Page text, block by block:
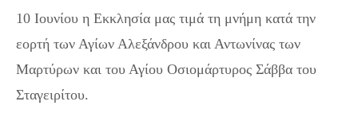
10 Ιουνίου η Εκκλησία μας τιμά τη μνήμη κατά την
εορτή των Αγίων Αλεξάνδρου και Αντωνίνας των
Μαρτύρων και του Αγίου Οσιομάρτυρος Σάββα του
Σταγειρίτου.